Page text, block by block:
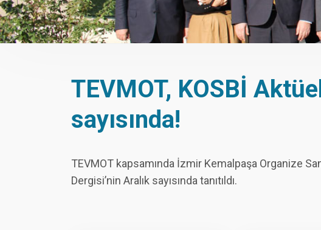
TEVMOT, KOSBİ
sayısında!
TEVMOT kapsamında İzmir Kemalpaşa Organize
Dergisi’nin Aralık sayısında tanıtıldı.